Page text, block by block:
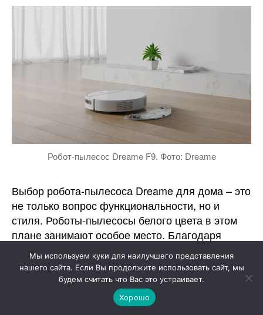
Робот-пылесос Dreame F9. Фото: Dreame
Выбор робота-пылесоса Dreame для дома – это
не только вопрос функциональности, но и
стиля. Роботы-пылесосы белого цвета в этом
плане занимают особое место. Благодаря
своему цвету, они идеально вписываются в
большинство интерьеров, делая уборку не
только эффективной, но и стильной. Белый
цвет символизирует чистоту и свежесть, что
психологически усиливает впечатление от
Мы используем куки для наилучшего представления
нашего сайта. Если Вы продолжите использовать сайт, мы
будем считать что Вас это устраивает.
Хорошо